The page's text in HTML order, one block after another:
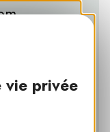
vie privée